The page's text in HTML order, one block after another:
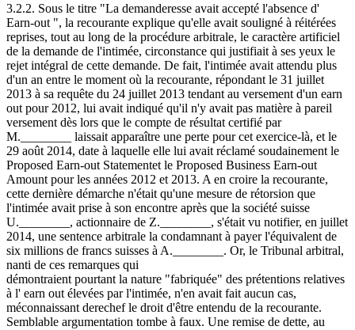
3.2.2. Sous le titre "La demanderesse avait accepté l'absence d'
Earn-out ", la recourante explique qu'elle avait souligné à réitérées
reprises, tout au long de la procédure arbitrale, le caractère artificiel
de la demande de l'intimée, circonstance qui justifiait à ses yeux le
rejet intégral de cette demande. De fait, l'intimée avait attendu plus
d'un an entre le moment où la recourante, répondant le 31 juillet
2013 à sa requête du 24 juillet 2013 tendant au versement d'un earn
out pour 2012, lui avait indiqué qu'il n'y avait pas matière à pareil
versement dès lors que le compte de résultat certifié par
M.________ laissait apparaître une perte pour cet exercice-là, et le
29 août 2014, date à laquelle elle lui avait réclamé soudainement le
Proposed Earn-out Statementet le Proposed Business Earn-out
Amount pour les années 2012 et 2013. A en croire la recourante,
cette dernière démarche n'était qu'une mesure de rétorsion que
l'intimée avait prise à son encontre après que la société suisse
U.________, actionnaire de Z.________, s'était vu notifier, en juillet
2014, une sentence arbitrale la condamnant à payer l'équivalent de
six millions de francs suisses à A.________. Or, le Tribunal arbitral,
nanti de ces remarques qui
démontraient pourtant la nature "fabriquée" des prétentions relatives
à l' earn out élevées par l'intimée, n'en avait fait aucun cas,
méconnaissant derechef le droit d'être entendu de la recourante.
Semblable argumentation tombe à faux. Une remise de dette, au